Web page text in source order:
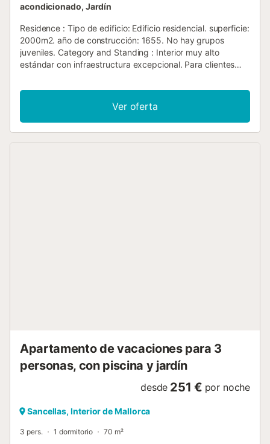
acondicionado, Jardín
Residence : Tipo de edificio: Edificio residencial. superficie:
2000m2. año de construcción: 1655. No hay grupos
juveniles. Category and Standing : Interior muy alto
estándar con infraestructura excepcional. Para clientes
Vivienda : Sucumbe al encanto de nuestro encantador
apartamento, que es perfecto para parejas o viajeros
solitarios. En un edificio histórico, ofrece no sólo noches de
descanso en un salón/dormitorio con una cómoda cama
Ver oferta
Apartamento de vacaciones para 3
personas, con piscina y jardín
desde 251 € por noche
Sancellas, Interior de Mallorca
3 pers. 1 dormitorio 70 m²